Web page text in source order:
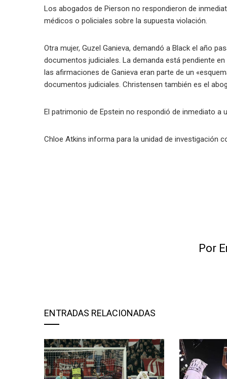
Los abogados de Pierson no respondieron de
médicos o policiales sobre la supuesta violación.
Otra mujer, Guzel Ganieva, demandó a Black el año
documentos judiciales. La demanda está pendiente
las afirmaciones de Ganieva eran parte de un
documentos judiciales. Christensen también es el
El patrimonio de Epstein no respondió de inmediato a
Chloe Atkins informa para la unidad de investigación
Por
ENTRADAS RELACIONADAS